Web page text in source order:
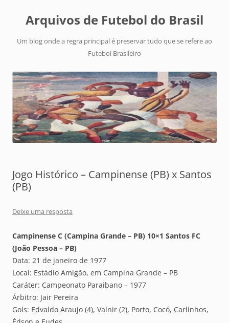
Arquivos de Futebol do Brasil
Um blog onde a regra principal é preservar tudo que se refere ao
Futebol Brasileiro
Jogo Histórico – Campinense (PB) x Santos
(PB)
Deixe uma resposta
Campinense C (Campina Grande – PB) 10×1 Santos FC
(João Pessoa – PB)
Data: 21 de janeiro de 1977
Local: Estádio Amigão, em Campina Grande – PB
Caráter: Campeonato Paraibano – 1977
Árbitro: Jair Pereira
Gols: Edvaldo Araujo (4), Valnir (2), Porto, Cocó, Carlinhos,